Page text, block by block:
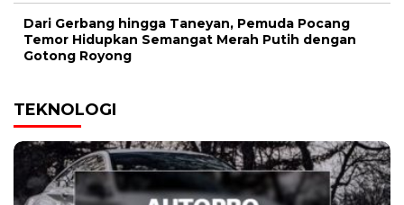
Dari Gerbang hingga Taneyan, Pemuda Pocang
Temor Hidupkan Semangat Merah Putih dengan
Gotong Royong
TEKNOLOGI